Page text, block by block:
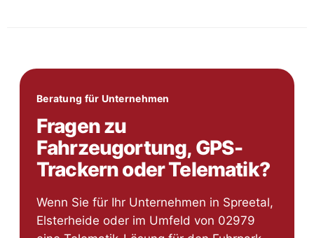
Beratung für Unternehmen
Fragen zu
Fahrzeugortung, GPS-
Trackern oder Telematik?
Wenn Sie für Ihr Unternehmen in Spreetal,
Elsterheide oder im Umfeld von 02979